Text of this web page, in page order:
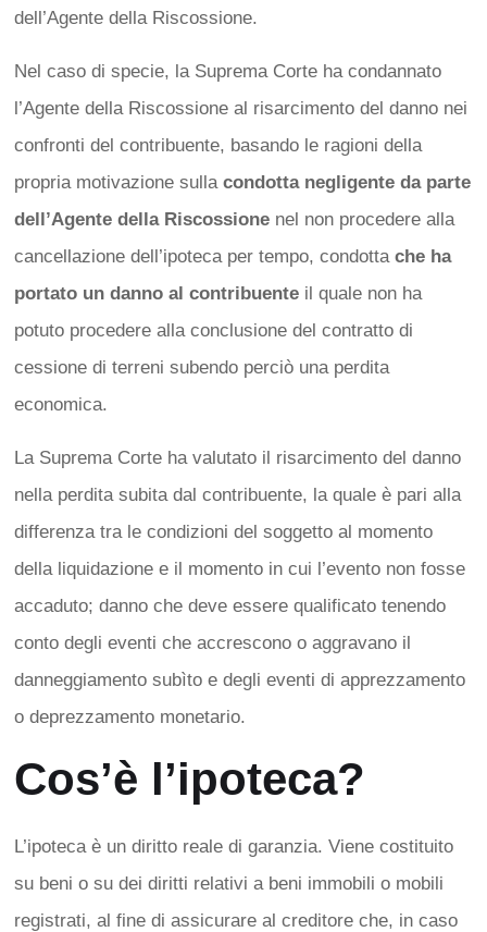
dell’Agente della Riscossione.
Nel caso di specie, la Suprema Corte ha condannato
l’Agente della Riscossione al risarcimento del danno nei
confronti del contribuente, basando le ragioni della
propria motivazione sulla condotta negligente da parte
dell’Agente della Riscossionenel non procedere alla
cancellazione dell’ipoteca per tempo, condotta che ha
portato un danno al contribuenteil quale non ha
potuto procedere alla conclusione del contratto di
cessione di terreni subendo perciò una perdita
economica.
La Suprema Corte ha valutato il risarcimento del danno
nella perdita subita dal contribuente, la quale è pari alla
differenza tra le condizioni del soggetto al momento
della liquidazione e il momento in cui l’evento non fosse
accaduto; danno che deve essere qualificato tenendo
conto degli eventi che accrescono o aggravano il
danneggiamento subìto e degli eventi di apprezzamento
o deprezzamento monetario.
Cos’è l’ipoteca?
L’ipoteca è un diritto reale di garanzia. Viene costituito
su beni o su dei diritti relativi a beni immobili o mobili
registrati, al fine di assicurare al creditore che, in caso